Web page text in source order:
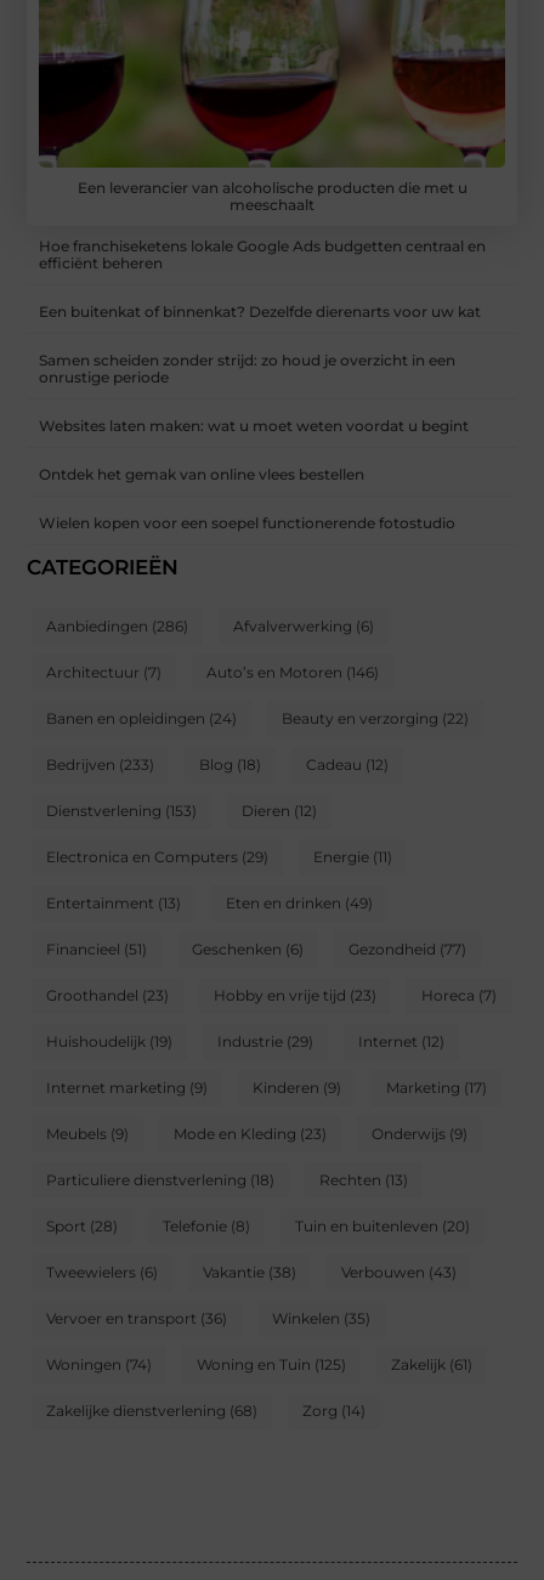
Een leverancier van alcoholische producten die met u
meeschaalt
Hoe franchiseketens lokale Google Ads budgetten centraal en
efficiënt beheren
Een buitenkat of binnenkat? Dezelfde dierenarts voor uw kat
Samen scheiden zonder strijd: zo houd je overzicht in een
onrustige periode
Websites laten maken: wat u moet weten voordat u begint
Ontdek het gemak van online vlees bestellen
Wielen kopen voor een soepel functionerende fotostudio
CATEGORIEËN
Aanbiedingen (286) Afvalverwerking (6)
Architectuur (7) Auto’s en Motoren (146)
Banen en opleidingen (24) Beauty en verzorging (22)
Bedrijven (233) Blog (18) Cadeau (12)
Dienstverlening (153) Dieren (12)
Electronica en Computers (29) Energie (11)
Entertainment (13) Eten en drinken (49)
Financieel (51) Geschenken (6) Gezondheid (77)
Groothandel (23) Hobby en vrije tijd (23) Horeca (7)
Huishoudelijk (19) Industrie (29) Internet (12)
Internet marketing (9) Kinderen (9) Marketing (17)
Meubels (9) Mode en Kleding (23) Onderwijs (9)
Particuliere dienstverlening (18) Rechten (13)
Sport (28) Telefonie (8) Tuin en buitenleven (20)
Tweewielers (6) Vakantie (38) Verbouwen (43)
Vervoer en transport (36) Winkelen (35)
Woningen (74) Woning en Tuin (125) Zakelijk (61)
Zakelijke dienstverlening (68) Zorg (14)